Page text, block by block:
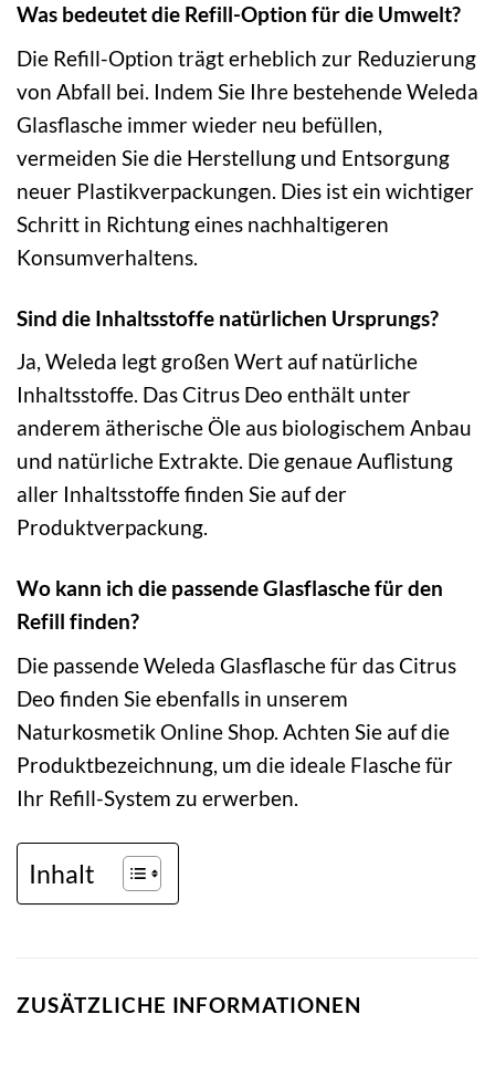
Was bedeutet die Refill-Option für die Umwelt?
Die Refill-Option trägt erheblich zur Reduzierung
von Abfall bei. Indem Sie Ihre bestehende Weleda
Glasflasche immer wieder neu befüllen,
vermeiden Sie die Herstellung und Entsorgung
neuer Plastikverpackungen. Dies ist ein wichtiger
Schritt in Richtung eines nachhaltigeren
Konsumverhaltens.
Sind die Inhaltsstoffe natürlichen Ursprungs?
Ja, Weleda legt großen Wert auf natürliche
Inhaltsstoffe. Das Citrus Deo enthält unter
anderem ätherische Öle aus biologischem Anbau
und natürliche Extrakte. Die genaue Auflistung
aller Inhaltsstoffe finden Sie auf der
Produktverpackung.
Wo kann ich die passende Glasflasche für den
Refill finden?
Die passende Weleda Glasflasche für das Citrus
Deo finden Sie ebenfalls in unserem
Naturkosmetik Online Shop. Achten Sie auf die
Produktbezeichnung, um die ideale Flasche für
Ihr Refill-System zu erwerben.
Inhalt
ZUSÄTZLICHE INFORMATIONEN